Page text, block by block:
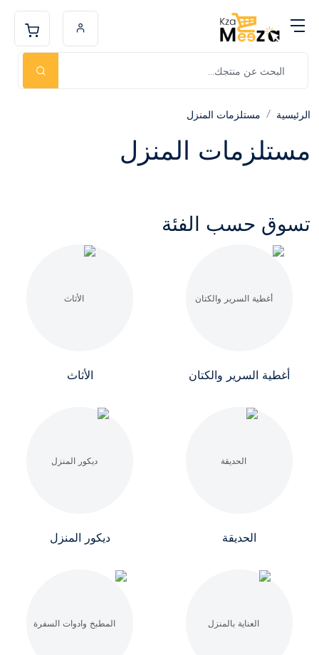
الرئيسية مستلزمات المنزل
مستلزمات المنزل
تسوق حسب الفئة
أغطية السرير والكتان الأثاث
الحديقة ديكور المنزل